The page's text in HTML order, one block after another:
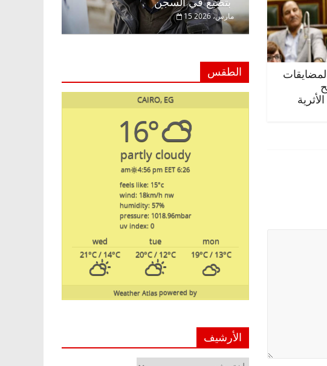
15 مارس، 2026 22 فبراير، 2026
الطقس
CAIRO, EG
16°
partly cloudy
6:26 am
4:56 pm EET
feels like: 15°c
wind: 18km/h nw
humidity: 57%
pressure: 1018.96mbar
uv index: 0
mon
tue
wed
19°C/ 13°C
20°C/ 12°C
21°C/ 14°C
powered by
Weather Atlas
الأرشيف
الأرشيف